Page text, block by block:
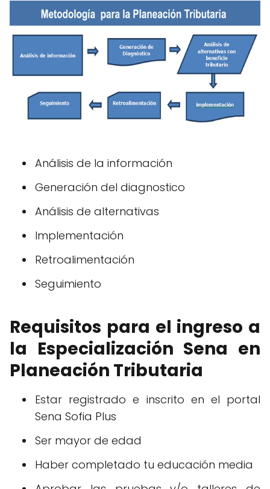
Análisis de la información
Generación del diagnostico
Análisis de alternativas
Implementación
Retroalimentación
Seguimiento
Requisitos para el ingreso a
la Especialización Sena en
Planeación Tributaria
Estar registrado e inscrito en el portal
Sena Sofia Plus
Ser mayor de edad
Haber completado tu educación media